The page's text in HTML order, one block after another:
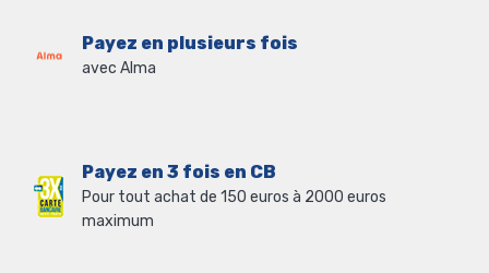
Payez en plusieurs fois
avec Alma
Payez en 3 fois en CB
Pour tout achat de 150 euros à 2000 euros
maximum